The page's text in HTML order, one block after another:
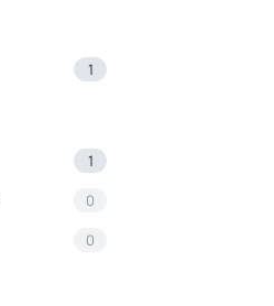
1
1
0
0